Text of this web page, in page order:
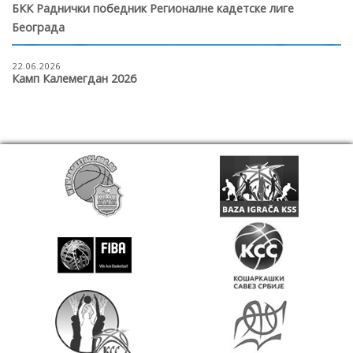
БКК Раднички победник Регионалне кадетске лиге
Београда
22.06.2026
Камп Калемегдан 2026